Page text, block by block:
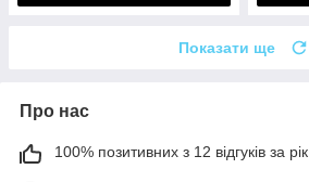
Показати ще
Про нас
100% позитивних з 12 відгуків за рік